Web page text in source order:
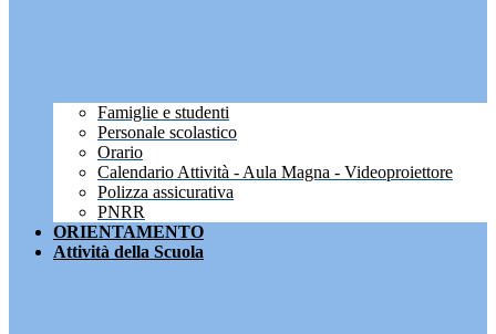
Famiglie e studenti
Personale scolastico
Orario
Calendario Attività - Aula Magna - Videoproiettore
Polizza assicurativa
PNRR
ORIENTAMENTO
Attività della Scuola